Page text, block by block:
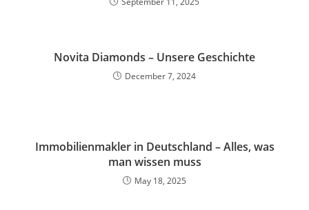
Novita Diamonds – Unsere Geschichte
December 7, 2024
Immobilienmakler in Deutschland – Alles, was
man wissen muss
May 18, 2025